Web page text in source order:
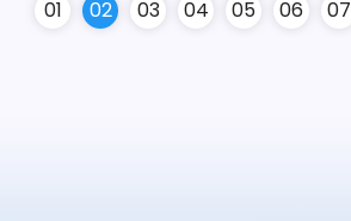
01 02 03 04 05 06 07